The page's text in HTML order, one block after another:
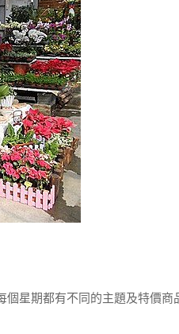
期都有不同的主題及特價商